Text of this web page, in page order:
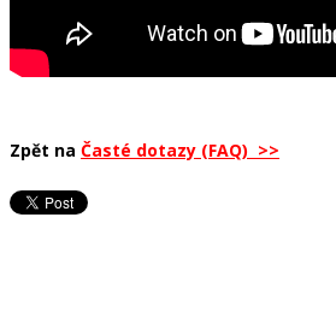
Zpět na Časté dotazy (FAQ) >>